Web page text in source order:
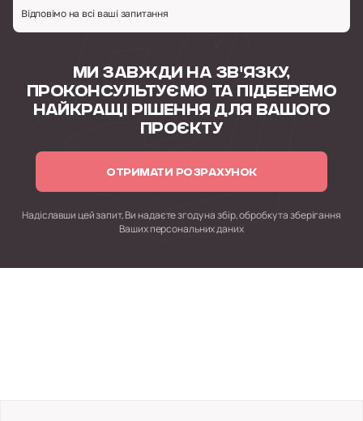
Відповімо на всі ваші запитання
МИ ЗАВЖДИ НА ЗВ'ЯЗКУ,
ПРОКОНСУЛЬТУЄМО ТА ПІДБЕРЕМО
НАЙКРАЩІ РІШЕННЯ ДЛЯ ВАШОГО
ПРОЄКТУ
ОТРИМАТИ РОЗРАХУНОК
Надіславши цей запит, Ви надаєте згоду на збір, обробкута зберігання
Ваших персональних даних